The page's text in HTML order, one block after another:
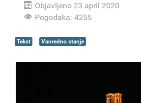
Objavljeno 23 april 2020
Pogodaka: 4255
Tekst Vanredno stanje